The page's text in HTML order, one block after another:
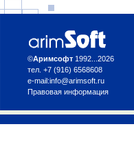
©Аримсофт 1992...2026
тел. +7 (916) 6568608
e-mail:info@arimsoft.ru
Правовая информация